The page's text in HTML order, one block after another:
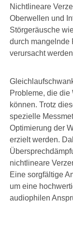
Nichtlineare
Oberwellen und
Störgeräusche
durch mangelnde
verursacht
Probleme, die
können. Trotz
spezielle
Optimierung der
erzielt werden.
nichtlineare
Eine sorgfältige
um eine
audiophilen